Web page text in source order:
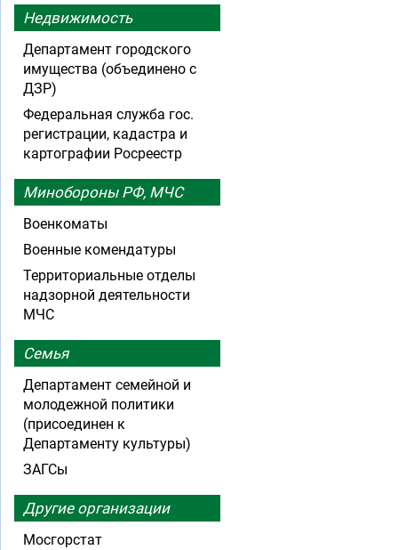
Недвижимость
Департамент городского
имущества (объединено с
ДЗР)
Федеральная служба гос.
регистрации, кадастра и
картографии Росреестр
Минобороны РФ, МЧС
Военкоматы
Военные комендатуры
Территориальные отделы
надзорной деятельности
МЧС
Семья
Департамент семейной и
молодежной политики
(присоединен к
Департаменту культуры)
ЗАГСы
Другие организации
Мосгорстат